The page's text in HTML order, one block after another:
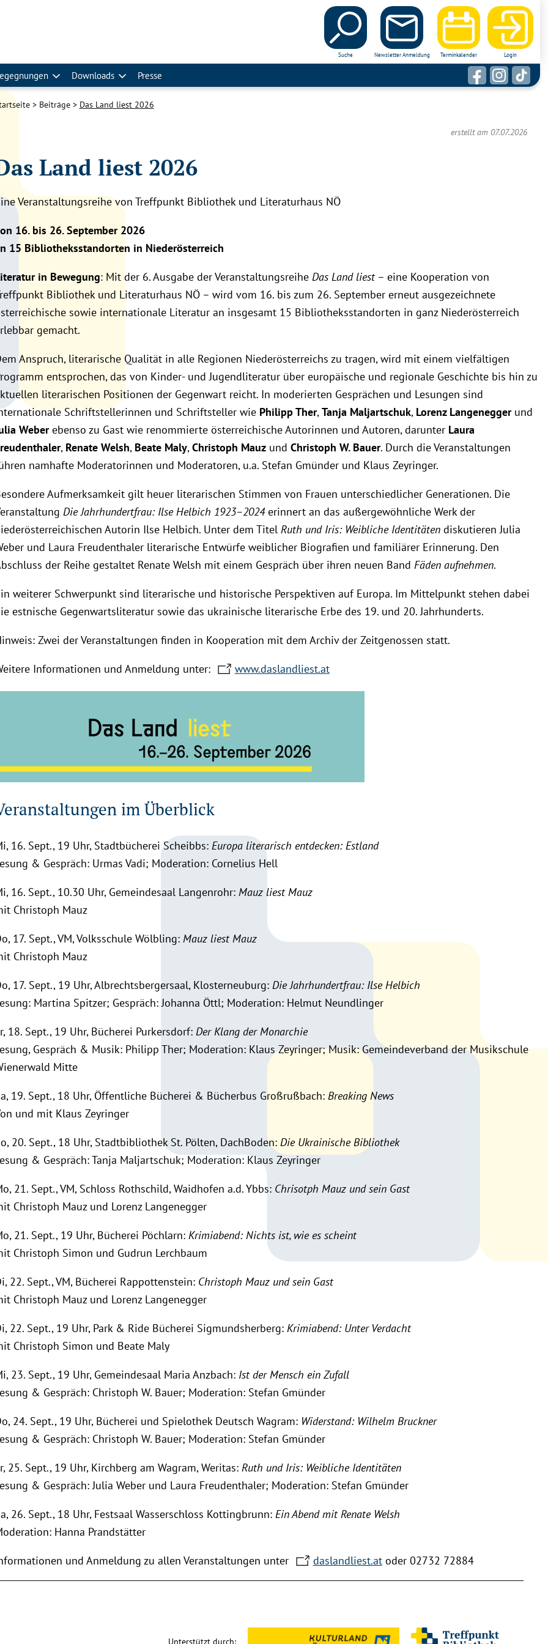
Suche Newsletter Anmeldung Terminkalender Login
Downloads Presse
Beiträge Das Land liest 2026
erstellt am 07.07.2026
Land liest 2026
Veranstaltungsreihe von Treffpunkt Bibliothek und Literaturhaus NÖ
16. bis 26. September 2026
15 Bibliotheksstandorten in Niederösterreich
in Bewegung: Mit der 6. Ausgabe der Veranstaltungsreihe Das Land liest– eine Kooperation von
Bibliothek und Literaturhaus NÖ – wird vom 16. bis zum 26. September erneut ausgezeichnete
sowie internationale Literatur an insgesamt 15 Bibliotheksstandorten in ganz Niederösterreich
gemacht.
Anspruch, literarische Qualität in alle Regionen Niederösterreichs zu tragen, wird mit einem vielfältigen
entsprochen, das von Kinder- und Jugendliteratur über europäische und regionale Geschichte bis hin zu
literarischen Positionen der Gegenwart reicht. In moderierten Gesprächen und Lesungen sind
Schriftstellerinnen und Schriftsteller wie Philipp Ther,Tanja Maljartschuk, Lorenz Langeneggerund
Weberebenso zu Gast wie renommierte österreichische Autorinnen und Autoren, darunter Laura
, Renate Welsh, Beate Maly,Christoph Mauzund Christoph W. Bauer. Durch die Veranstaltungen
namhafte Moderatorinnen und Moderatoren, u.a. Stefan Gmünder und Klaus Zeyringer.
Aufmerksamkeit gilt heuer literarischen Stimmen von Frauen unterschiedlicher Generationen. Die
Die Jahrhundertfrau: Ilse Helbich 1923–2024erinnert an das außergewöhnliche Werk der
Autorin Ilse Helbich. Unter dem Titel Ruth und Iris: Weibliche Identitätendiskutieren Julia
und Laura Freudenthaler literarische Entwürfe weiblicher Biografien und familiärer Erinnerung. Den
der Reihe gestaltet Renate Welsh mit einem Gespräch über ihren neuen Band Fäden aufnehmen.
weiterer Schwerpunkt sind literarische und historische Perspektiven auf Europa. Im Mittelpunkt stehen dabei
estnische Gegenwartsliteratur sowie das ukrainische literarische Erbe des 19. und 20. Jahrhunderts.
Zwei der Veranstaltungen finden in Kooperation mit dem Archiv der Zeitgenossen statt.
Informationen und Anmeldung unter: www.daslandliest.at
im Überblick
16. Sept., 19 Uhr, Stadtbücherei Scheibbs: Europa literarisch entdecken: Estland
& Gespräch: Urmas Vadi; Moderation: Cornelius Hell
16. Sept., 10.30 Uhr, Gemeindesaal Langenrohr: Mauz liest Mauz
Christoph Mauz
17. Sept., VM, Volksschule Wölbling: Mauz liest Mauz
Christoph Mauz
17. Sept., 19 Uhr, Albrechtsbergersaal, Klosterneuburg: Die Jahrhundertfrau: Ilse Helbich
Martina Spitzer; Gespräch: Johanna Öttl; Moderation: Helmut Neundlinger
18. Sept., 19 Uhr, Bücherei Purkersdorf: Der Klang der Monarchie
Gespräch & Musik: Philipp Ther; Moderation: Klaus Zeyringer; Musik: Gemeindeverband der Musikschule
Mitte
19. Sept., 18 Uhr, Öffentliche Bücherei & Bücherbus Großrußbach: Breaking News
und mit Klaus Zeyringer
20. Sept., 18 Uhr, Stadtbibliothek St. Pölten, DachBoden: Die Ukrainische Bibliothek
& Gespräch: Tanja Maljartschuk; Moderation: Klaus Zeyringer
21. Sept., VM, Schloss Rothschild, Waidhofen a.d. Ybbs: Chrisotph Mauz und sein Gast
Christoph Mauz und Lorenz Langenegger
21. Sept., 19 Uhr, Bücherei Pöchlarn: Krimiabend: Nichts ist, wie es scheint
Christoph Simon und Gudrun Lerchbaum
22. Sept., VM, Bücherei Rappottenstein: Christoph Mauz und sein Gast
Christoph Mauz und Lorenz Langenegger
22. Sept., 19 Uhr, Park & Ride Bücherei Sigmundsherberg: Krimiabend: Unter Verdacht
Christoph Simon und Beate Maly
23. Sept., 19 Uhr, Gemeindesaal Maria Anzbach: Ist der Mensch ein Zufall
& Gespräch: Christoph W. Bauer; Moderation: Stefan Gmünder
24. Sept., 19 Uhr, Bücherei und Spielothek Deutsch Wagram:Widerstand: Wilhelm Bruckner
& Gespräch: Christoph W. Bauer; Moderation: Stefan Gmünder
25. Sept., 19 Uhr, Kirchberg am Wagram, Weritas: Ruth und Iris: Weibliche Identitäten
& Gespräch: Julia Weber und Laura Freudenthaler; Moderation: Stefan Gmünder
26. Sept., 18 Uhr, Festsaal Wasserschloss Kottingbrunn: Ein Abend mit Renate Welsh
Hanna Prandstätter
und Anmeldung zu allen Veranstaltungen unter daslandliest.atoder 02732 72884
Unterstützt durch: